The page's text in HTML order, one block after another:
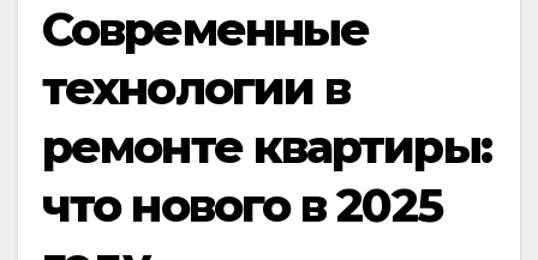
Современные
технологии в
ремонте квартиры:
что нового в 2025